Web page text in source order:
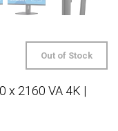
Out of Stock
x 2160 VA 4K |